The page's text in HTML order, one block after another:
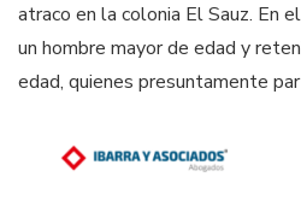
atraco en la colonia El Sauz. En
un hombre mayor de edad y
edad, quienes presuntamente